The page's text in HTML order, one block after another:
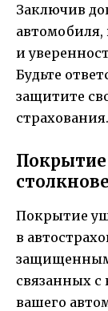
Заключив
автомобиля,
и
Будьте
защитите
страхования.
Покрытие
Покрытие
в
связанных с
вашего